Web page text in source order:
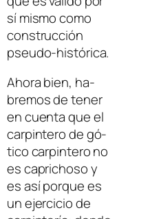
sí mis­mo co­mo
cons­truc­ción
pseudo-histórica.
Ahora bien, ha­
bre­mos de te­ner
en cuen­ta que el
car­pin­te­ro de gó­
ti­co car­pin­te­ro no
es ca­pri­cho­so y
es así por­que es
un ejer­ci­cio de